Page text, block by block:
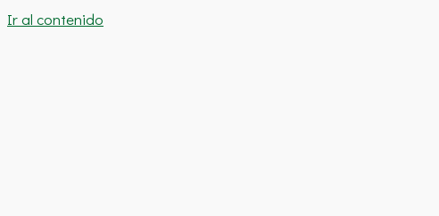
Ir al contenido